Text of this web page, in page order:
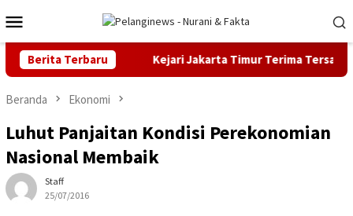
ke
kontenMobile
Berita Terbaru
di Malaysia Kejari Jakarta Timur Terima Tersangka
Beranda Ekonomi
Luhut Panjaitan Kondisi Perekonomian
Nasional Membaik
Staff
25/07/2016